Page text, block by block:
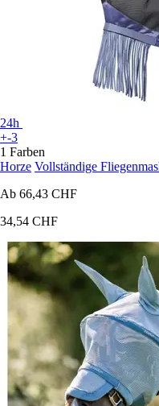
24h
+-3
1 Farben
Horze Vollständige
Ab 66,43 CHF
34,54 CHF